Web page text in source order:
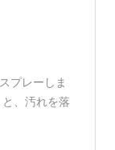
プレーしま
、汚れを落